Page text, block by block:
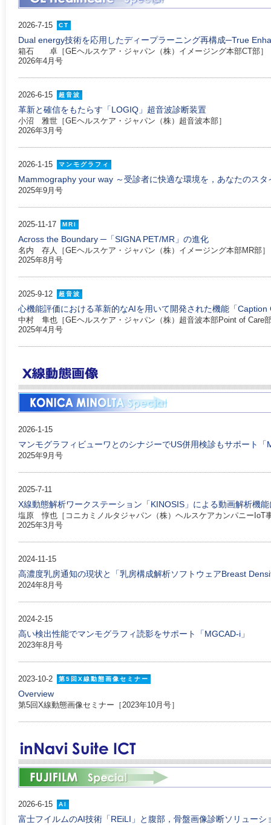
2026-7-15 CT
Dual energy技術を応用したディープラーニング再構成─True
箱石 卓［GEヘルスケア・ジャパン（株）イメージング本部CT部］
2026年4月号
2026-6-15 超音波
革新と確信をもたらす「LOGIQ」超音波診断装置
小沼 雅世［GEヘルスケア・ジャパン（株）超音波本部］
2026年3月号
2026-1-15 マンモグラフィ
Mammography your way ～受診者に快適な環境を，あなたのスタ
2025年9月号
2025-11-17 MRI
Across the Boundary ─「SIGNA PET/MR」の進化
名内 存人［GEヘルスケア・ジャパン（株）イメージング本部MR部］
2025年8月号
2025-9-12 超音波
心機能評価における革新的なAIを用いて開発された機能「
中村 隼也［GEヘルスケア・ジャパン（株）超音波本部Point of Care
2025年4月号
2026-1-15
マンモグラフィビューワとのシナジーでUS併用検診もサポート「
2025年9月号
2025-7-11
X線動態解析ワークステーション「KINOSIS」による動画解析機
塩原 惇也［コニカミノルタジャパン（株）ヘルスケアカンパニーIoT
2025年3月号
2024-11-15
高濃度乳房通知の現状と「乳房構成解析ソフトウェアBreast
2024年8月号
2024-2-15
高い検出性能でマンモグラフィ読影をサポート「MGCAD-i」
2023年8月号
2023-10-2 第5回X線動態画像セミナー
Overview
第5回X線動態画像セミナー［2023年10月号］
2026-6-15 AI
富士フイルムのAI技術「REiLI」と腹部，骨盤画像診断ソリューシ